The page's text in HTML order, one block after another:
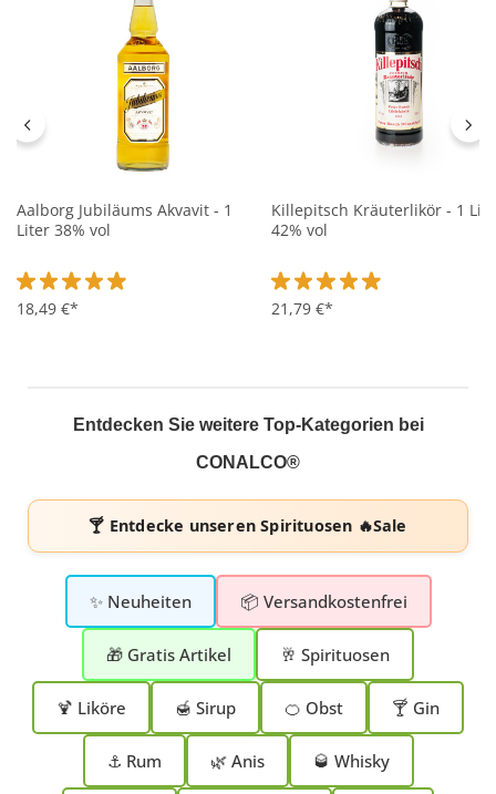
Aalborg Jubiläums Akvavit - 1
Liter 38% vol
Durchschnittliche Bewertung von 4.9 von 5 Sternen
18,49 €*
Killepitsch Kräuterlikör - 1
42% vol
Durchschnittliche
21,79 €*
Entdecken Sie weitere Top-Kategorien bei
CONALCO®
🍸 Entdecke unserenSpirituosen 🔥Sale
✨ Neuheiten 📦 Versandkostenfrei
🎁 Gratis Artikel 🥂 Spirituosen
🍹 Liköre 🍯 Sirup 🍊 Obst 🍸 Gin
⚓ Rum 🌿 Anis 🥃 Whisky